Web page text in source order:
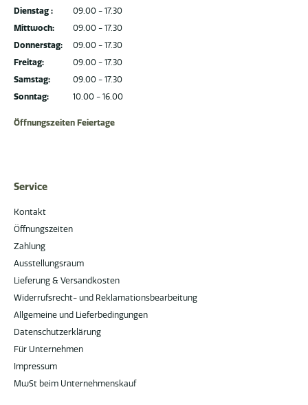
Dienstag :
Mittwoch:
Donnerstag:
Freitag:
Samstag:
Sonntag:
09.00 - 17.30
09.00 - 17.30
09.00 - 17.30
09.00 - 17.30
09.00 - 17.30
10.00 - 16.00
Öffnungszeiten Feiertage
Service
Kontakt
Öffnungszeiten
Zahlung
Ausstellungsraum
Lieferung & Versandkosten
Widerrufsrecht- und Reklamationsbearbeitung
Allgemeine und Lieferbedingungen
Datenschutzerklärung
Für Unternehmen
Impressum
MwSt beim Unternehmenskauf